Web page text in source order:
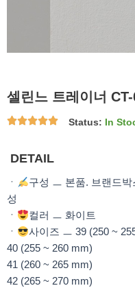
셀린느 트레이너
Status: In
DETAIL
ㆍ
구성 ㅡ 본품. 브랜드
성
ㆍ
컬러 ㅡ 화이트
ㆍ
사이즈 ㅡ 39 (250 ~
40 (255 ~ 260 mm)
41 (260 ~ 265 mm)
42 (265 ~ 270 mm)